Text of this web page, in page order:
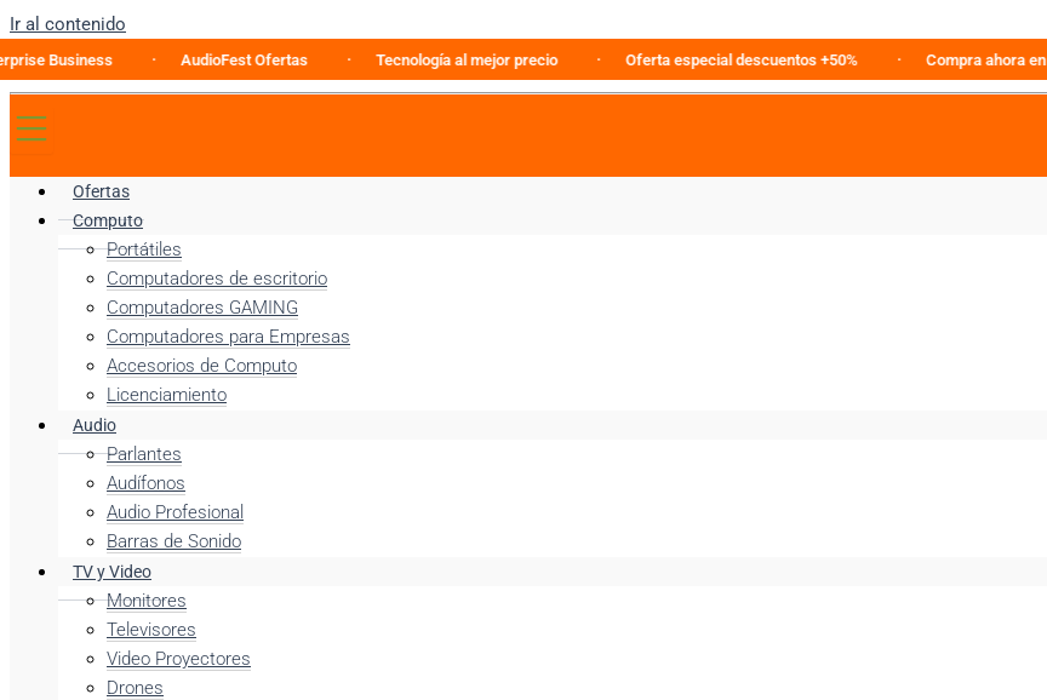
Ir al contenido
AudioFest Ofertas Tecnología al mejor precio Oferta especial descuentos +50% Compra ahora en línea
Ofertas
Computo
Portátiles
Computadores de escritorio
Computadores GAMING
Computadores para Empresas
Accesorios de Computo
Licenciamiento
Audio
Parlantes
Audífonos
Audio Profesional
Barras de Sonido
TV y Video
Monitores
Televisores
Video Proyectores
Drones